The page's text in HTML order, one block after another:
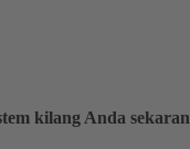
kilang Anda